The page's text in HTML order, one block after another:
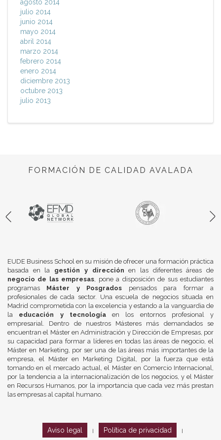
agosto 2014
julio 2014
junio 2014
mayo 2014
abril 2014
marzo 2014
febrero 2014
enero 2014
diciembre 2013
octubre 2013
julio 2013
FORMACIÓN DE CALIDAD AVALADA
EUDE Business School en su misión de ofrecer una formación práctica
basada en la gestión y dirección en las diferentes áreas de
negocio de las empresas, pone a disposición de sus estudiantes
programas Máster y Posgrados pensados para formar a
profesionales de cada sector. Una escuela de negocios situada en
Madrid comprometida con la excelencia y estando a la vanguardia de
la educación y tecnologíaen los entornos profesional y
empresarial. Dentro de nuestros Másteres más demandados se
encuentran el Máster en Administración y Dirección de Empresas, por
su capacidad para formar a líderes en todas las áreas de negocio, el
Máster en Marketing, por ser una de las áreas más importantes de la
empresa, el Máster en Marketing Digital, por la fuerza que está
tomando en el mercado actual, el Máster en Comercio Internacional,
por la tendencia a la internacionalización de los negocios, y el Máster
en Recursos Humanos, por la importancia que cada vez más prestan
las empresas al capital humano.
Aviso legal Política de privacidad